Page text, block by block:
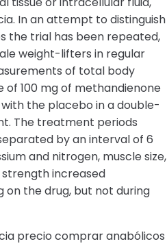
In an attempt to distinguish
the trial has been repeated,
weight-lifters in regular
of total body
of 100 mg of methandienone
the placebo in a double-
The treatment periods
by an interval of 6
and nitrogen, muscle size,
increased
on the drug, but not during
precio comprar anabólicos